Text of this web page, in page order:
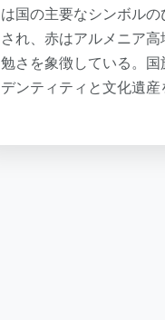
は国の主要なシンボル
され、赤はアルメニア
勉さを象徴している。
デンティティと文化遺産